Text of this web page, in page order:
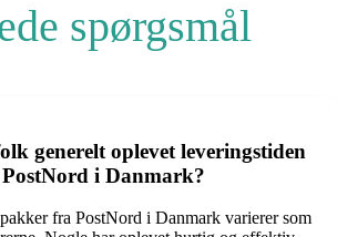
spørgsmål
generelt oplevet leveringstiden
i Danmark?
fra PostNord i Danmark varierer som